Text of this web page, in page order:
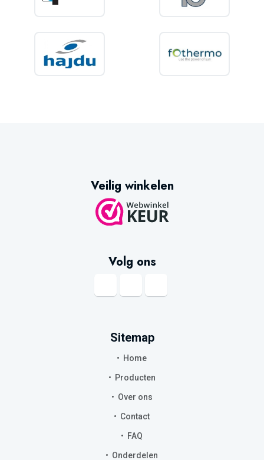
Veilig winkelen
Volg ons
Sitemap
Home
Producten
Over ons
Contact
FAQ
Onderdelen